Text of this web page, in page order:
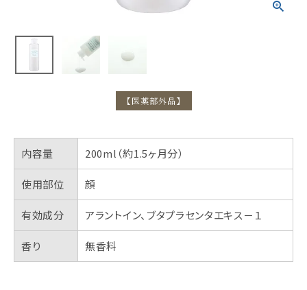
【医薬部外品】
内容量 200ml（約1.5ヶ月分）
使用部位 顔
有効成分 アラントイン、ブタプラセンタエキス－１
香り 無香料